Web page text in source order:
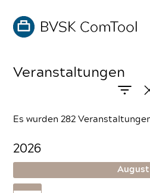
Veranstaltungen
Es wurden 282
2026
August